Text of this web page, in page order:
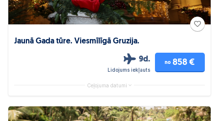
Jaunā Gada tūre. Viesmīlīgā Gruzija.
9d.
Lidojums iekļauts
no 858 €
Ceļojuma datumi